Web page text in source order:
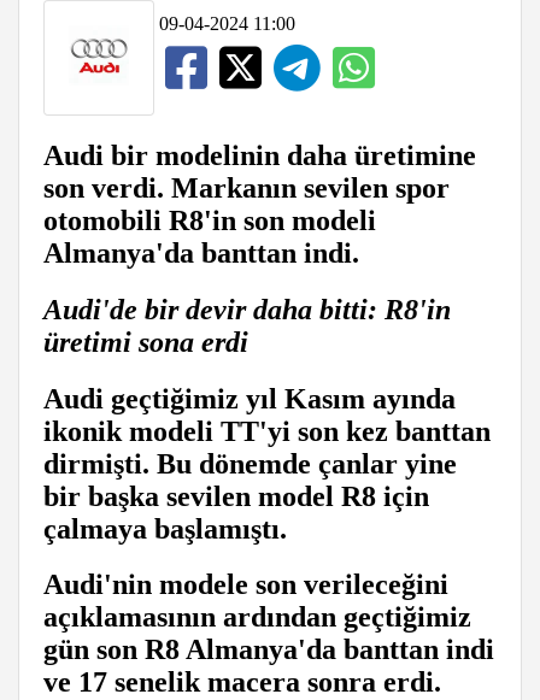
09-04-2024 11:00
Audi bir modelinin daha üretimine
son verdi. Markanın sevilen spor
otomobili R8'in son modeli
Almanya'da banttan indi.
Audi'de bir devir daha bitti: R8'in
üretimi sona erdi
Audi geçtiğimiz yıl Kasım ayında
ikonik modeli TT'yi son kez banttan
dirmişti. Bu dönemde çanlar yine
bir başka sevilen model R8 için
çalmaya başlamıştı.
Audi'nin modele son verileceğini
açıklamasının ardından geçtiğimiz
gün son R8 Almanya'da banttan indi
ve 17 senelik macera sonra erdi.